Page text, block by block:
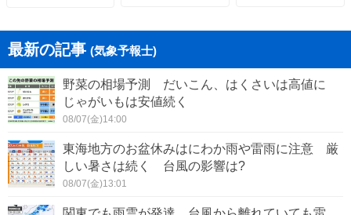
最新の記事 (気象予報士)
野菜の相場予測 だいこん、はくさいは高値に
じゃがいもは安値続く
08/07(金)14:00
東海地方のお盆休みはにわか雨や雷雨に注意 厳
しい暑さは続く 台風の影響は?
08/07(金)13:01